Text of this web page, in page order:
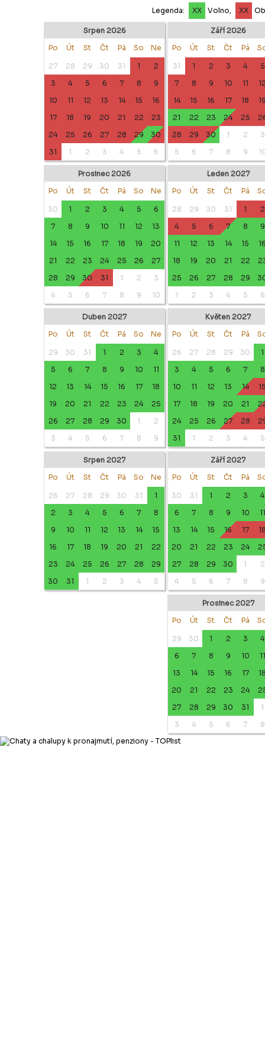
Legenda: XX Volno, XX
Srpen 2026
Po
Út St Čt Pá So Ne
27 28 29 30 31 1
2
3
4 5 6 7 8
9
10
11 12 13 14 15
16
17
18 19 20 21 22
23
24
25 26 27 28 29
30
31
1 2 3 4 5 6
Září 2026
Po
Út St Čt Pá
31 1 2 3 4
5
7
8 9 10 11
14
15 16 17 18
21
22 23 24 25
28
29 30 1 2
3
5
6 7 8 9
Prosinec 2026
Po
Út St Čt Pá So Ne
30 1 2 3 4 5
6
7
8 9 10 11 12
13
14
15 16 17 18 19
20
21
22 23 24 25 26
27
28
29 30 31 1 2
3
4
5 6 7 8 9 10
Leden 2027
Po
Út St Čt Pá
28 29 30 31 1
2
4
5 6 7 8
9
11
12 13 14 15
18
19 20 21 22
25
26 27 28 29
1
2 3 4 5 6
Duben 2027
Po
Út St Čt Pá So Ne
29 30 31 1 2 3
4
5
6 7 8 9 10
11
12
13 14 15 16 17
18
19
20 21 22 23 24
25
26
27 28 29 30 1
2
3
4 5 6 7 8 9
Květen 2027
Po
Út St Čt Pá
26 27 28 29 30
1
3
4 5 6 7
8
10
11 12 13 14
17
18 19 20 21
24
25 26 27 28
31
1 2 3 4 5
Srpen 2027
Po
Út St Čt Pá So Ne
26 27 28 29 30 31
1
2
3 4 5 6 7
8
9
10 11 12 13 14
15
16
17 18 19 20 21
22
23
24 25 26 27 28
29
30
31 1 2 3 4 5
Září 2027
Po
Út St Čt Pá
30 31 1 2 3
4
6
7 8 9 10
11
13
14 15 16 17
20
21 22 23 24
27
28 29 30 1
2
4
5 6 7 8 9
Prosinec 2027
Po
Út St Čt Pá
29 30 1 2 3
4
6
7 8 9 10
11
13
14 15 16 17
20
21 22 23 24
27
28 29 30 31
1
3
4 5 6 7 8